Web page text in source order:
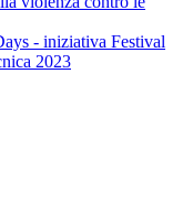
- iniziativa Festival
2023